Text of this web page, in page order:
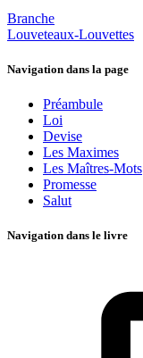
Branche
Louveteaux-Louvettes
Navigation dans la page
Préambule
Loi
Devise
Les Maximes
Les Maîtres­-Mots
Promesse
Salut
Navigation dans le livre